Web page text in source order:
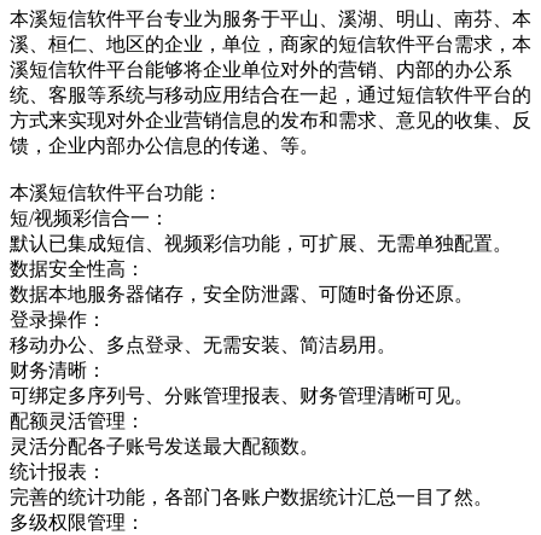
本溪短信软件平台专业为服务于平山、溪湖、明山、南芬、本
溪、桓仁、地区的企业，单位，商家的短信软件平台需求，本
溪短信软件平台能够将企业单位对外的营销、内部的办公系
统、客服等系统与移动应用结合在一起，通过短信软件平台的
方式来实现对外企业营销信息的发布和需求、意见的收集、反
馈，企业内部办公信息的传递、等。
本溪短信软件平台功能：
短/视频彩信合一：
默认已集成短信、视频彩信功能，可扩展、无需单独配置。
数据安全性高：
数据本地服务器储存，安全防泄露、可随时备份还原。
登录操作：
移动办公、多点登录、无需安装、简洁易用。
财务清晰：
可绑定多序列号、分账管理报表、财务管理清晰可见。
配额灵活管理：
灵活分配各子账号发送最大配额数。
统计报表：
完善的统计功能，各部门各账户数据统计汇总一目了然。
多级权限管理：